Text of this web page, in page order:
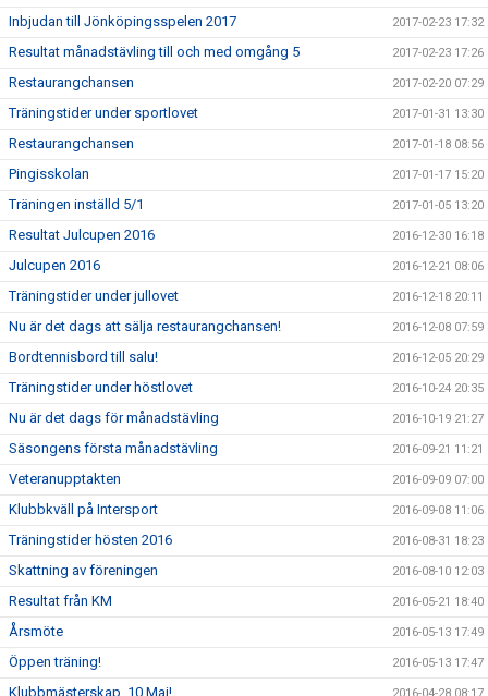
Inbjudan till Jönköpingsspelen 2017 2017-02-23 17:32
Resultat månadstävling till och med omgång 5 2017-02-23 17:26
Restaurangchansen 2017-02-20 07:29
Träningstider under sportlovet 2017-01-31 13:30
Restaurangchansen 2017-01-18 08:56
Pingisskolan 2017-01-17 15:20
Träningen inställd 5/1 2017-01-05 13:20
Resultat Julcupen 2016 2016-12-30 16:18
Julcupen 2016 2016-12-21 08:06
Träningstider under jullovet 2016-12-18 20:11
Nu är det dags att sälja restaurangchansen! 2016-12-08 07:59
Bordtennisbord till salu! 2016-12-05 20:29
Träningstider under höstlovet 2016-10-24 20:35
Nu är det dags för månadstävling 2016-10-19 21:27
Säsongens första månadstävling 2016-09-21 11:21
Veteranupptakten 2016-09-09 07:00
Klubbkväll på Intersport 2016-09-08 11:06
Träningstider hösten 2016 2016-08-31 18:23
Skattning av föreningen 2016-08-10 12:03
Resultat från KM 2016-05-21 18:40
Årsmöte 2016-05-13 17:49
Öppen träning! 2016-05-13 17:47
Klubbmästerskap, 10 Maj!